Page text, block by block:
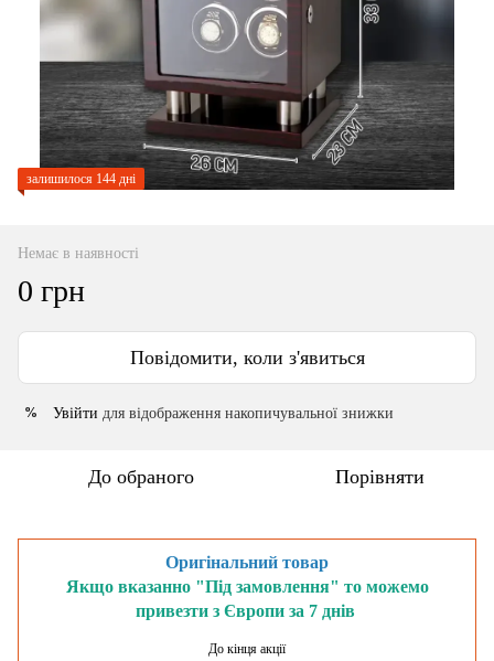
залишилося 144 дні
Немає в наявності
0 грн
Повідомити, коли з'явиться
% Увійти для відображення накопичувальної знижки
До обраного Порівняти
Оригінальний товар
Якщо вказанно "Під замовлення" то можемо
привезти з Європи за 7 днів
До кінця акції